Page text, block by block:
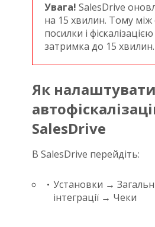
Увага! SalesDrive
на 15 хвилин. Тому
посилки і
затримка до 15 хвилин.
Як налаштувати
SalesDrive
В SalesDrive перейдіть:
Установки →
інтеграції → Чеки